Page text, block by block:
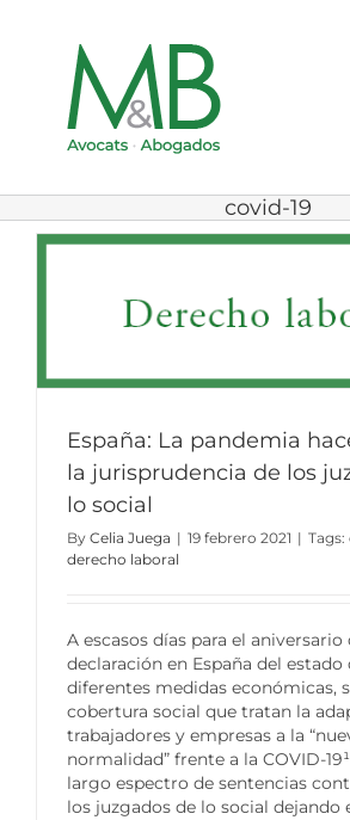
covid-19
España: La pandemia
la jurisprudencia de los
lo social
By Celia Juega | 19 febrero 2021 | Tags:
derecho laboral
A escasos días para el aniversario
declaración en España del estado
diferentes medidas económicas,
cobertura social que tratan la
trabajadores y empresas a la
normalidad” frente a la COVID-
largo espectro de sentencias
los juzgados de lo social dejando